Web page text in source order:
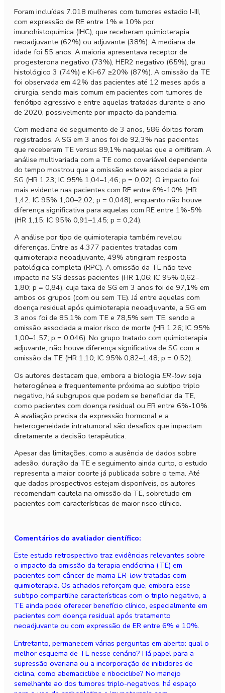
Foram incluídas 7.018 mulheres com tumores estadio I-III,
com expressão de RE entre 1% e 10% por
imunohistoquímica (IHC), que receberam quimioterapia
neoadjuvante (62%) ou adjuvante (38%). A mediana de
idade foi 55 anos. A maioria apresentava receptor de
progesterona negativo (73%), HER2 negativo (65%), grau
histológico 3 (74%) e Ki-67 ≥20% (87%). A omissão da TE
foi observada em 42% das pacientes até 12 meses após a
cirurgia, sendo mais comum em pacientes com tumores de
fenótipo agressivo e entre aquelas tratadas durante o ano
de 2020, possivelmente por impacto da pandemia.
Com mediana de seguimento de 3 anos, 586 óbitos foram
registrados. A SG em 3 anos foi de 92,3% nas pacientes
que receberam TE versus 89,1% naquelas que a omitiram. A
análise multivariada com a TE como covariável dependente
do tempo mostrou que a omissão esteve associada a pior
SG (HR 1,23; IC 95% 1,04–1,46; p = 0,02). O impacto foi
mais evidente nas pacientes com RE entre 6%-10% (HR
1,42; IC 95% 1,00–2,02; p = 0,048), enquanto não houve
diferença significativa para aquelas com RE entre 1%-5%
(HR 1,15; IC 95% 0,91–1,45; p = 0,24).
A análise por tipo de quimioterapia também revelou
diferenças. Entre as 4.377 pacientes tratadas com
quimioterapia neoadjuvante, 49% atingiram resposta
patológica completa (RPC). A omissão da TE não teve
impacto na SG dessas pacientes (HR 1,06; IC 95% 0,62–
1,80; p = 0,84), cuja taxa de SG em 3 anos foi de 97,1% em
ambos os grupos (com ou sem TE). Já entre aquelas com
doença residual após quimioterapia neoadjuvante, a SG em
3 anos foi de 85,1% com TE e 78,5% sem TE, sendo a
omissão associada a maior risco de morte (HR 1,26; IC 95%
1,00–1,57; p = 0,046). No grupo tratado com quimioterapia
adjuvante, não houve diferença significativa de SG com a
omissão da TE (HR 1,10; IC 95% 0,82–1,48; p = 0,52).
Os autores destacam que, embora a biologia ER-low seja
heterogênea e frequentemente próxima ao subtipo triplo
negativo, há subgrupos que podem se beneficiar da TE,
como pacientes com doença residual ou ER entre 6%-10%.
A avaliação precisa da expressão hormonal e a
heterogeneidade intratumoral são desafios que impactam
diretamente a decisão terapêutica.
Apesar das limitações, como a ausência de dados sobre
adesão, duração da TE e seguimento ainda curto, o estudo
representa a maior coorte já publicada sobre o tema. Até
que dados prospectivos estejam disponíveis, os autores
recomendam cautela na omissão da TE, sobretudo em
pacientes com características de maior risco clínico.
Comentários do avaliador científico:
Este estudo retrospectivo traz evidências relevantes sobre
o impacto da omissão da terapia endócrina (TE) em
pacientes com câncer de mama ER-low tratadas com
quimioterapia. Os achados reforçam que, embora esse
subtipo compartilhe características com o triplo negativo, a
TE ainda pode oferecer benefício clínico, especialmente em
pacientes com doença residual após tratamento
neoadjuvante ou com expressão de ER entre 6% e 10%.
Entretanto, permanecem várias perguntas em aberto: qual o
melhor esquema de TE nesse cenário? Há papel para a
supressão ovariana ou a incorporação de inibidores de
ciclina, como abemaciclibe e ribociclibe? No manejo
semelhante ao dos tumores triplo-negativos, há espaço